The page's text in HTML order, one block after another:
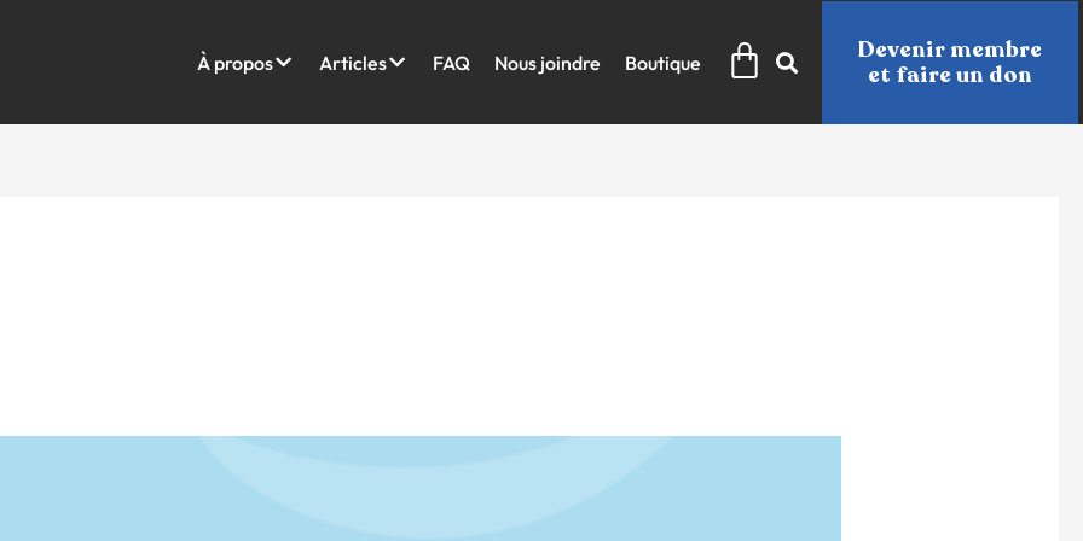
À propos Articles FAQ Nous joindre Boutique Panier
Devenir membre
et faire un don